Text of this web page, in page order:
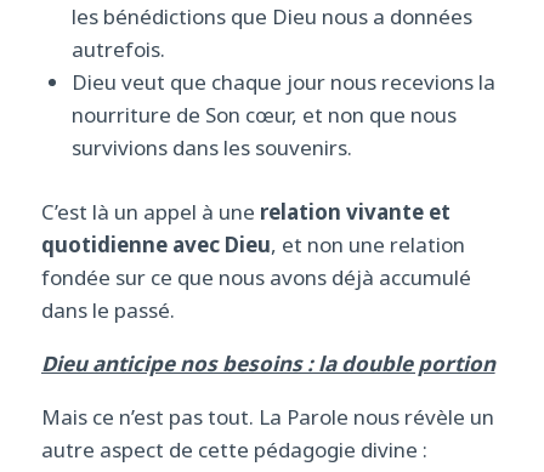
les bénédictions que Dieu nous a données
autrefois.
Dieu veut que chaque jour nous recevions la
nourriture de Son cœur, et non que nous
survivions dans les souvenirs.
C’est là un appel à une relation vivante et
quotidienne avec Dieu, et non une relation
fondée sur ce que nous avons déjà accumulé
dans le passé.
Dieu anticipe nos besoins : la double portion
Mais ce n’est pas tout. La Parole nous révèle un
autre aspect de cette pédagogie divine :